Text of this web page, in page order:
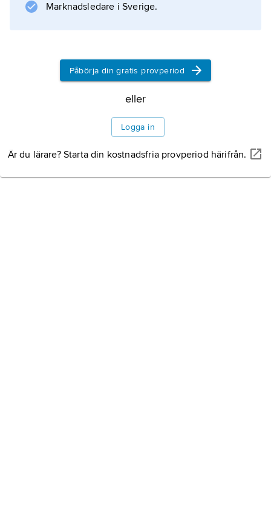
Marknadsledare i Sverige.
Påbörja din gratis provperiod
eller
Logga in
Är du lärare? Starta din kostnadsfria provperiod härifrån.